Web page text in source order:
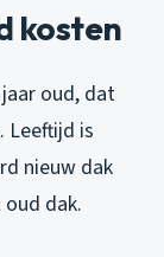
kosten
oud, dat
Leeftijd is
nieuw dak
dak.